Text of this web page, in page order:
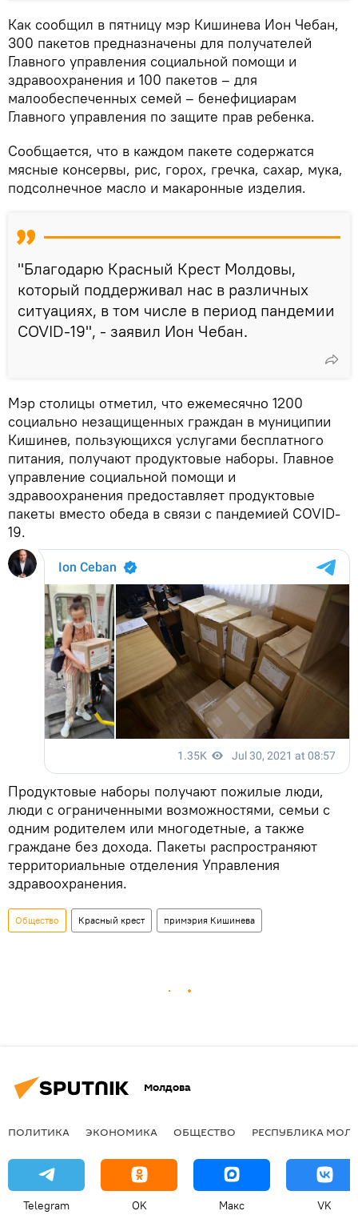
Как сообщил в пятницу мэр Кишинева Ион Чебан,
300 пакетов предназначены для получателей
Главного управления социальной помощи и
здравоохранения и 100 пакетов – для
малообеспеченных семей – бенефициарам
Главного управления по защите прав ребенка.
Сообщается, что в каждом пакете содержатся
мясные консервы, рис, горох, гречка, сахар, мука,
подсолнечное масло и макаронные изделия.
"Благодарю Красный Крест Молдовы,
который поддерживал нас в различных
ситуациях, в том числе в период пандемии
COVID-19", - заявил Ион Чебан.
Мэр столицы отметил, что ежемесячно 1200
социально незащищенных граждан в муниципии
Кишинев, пользующихся услугами бесплатного
питания, получают продуктовые наборы. Главное
управление социальной помощи и
здравоохранения предоставляет продуктовые
пакеты вместо обеда в связи с пандемией COVID-
19.
Продуктовые наборы получают пожилые люди,
люди с ограниченными возможностями, семьи с
одним родителем или многодетные, а также
граждане без дохода. Пакеты распространяют
территориальные отделения Управления
здравоохранения.
Общество Красный крест примэрия Кишинева
Молдова
ПОЛИТИКА ЭКОНОМИКА ОБЩЕСТВО РЕСПУБЛИКА
Telegram OK Макс VK